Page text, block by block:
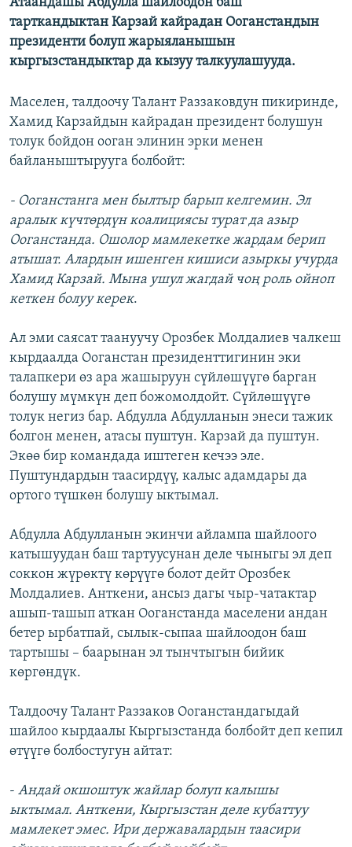
Атаандашы Абдулла шайлоодон баш
тарткандыктан Карзай кайрадан Ооганстандын
президенти болуп жарыяланышын
кыргызстандыктар да кызуу талкуулашууда.
Маселен, талдоочу Талант Раззаковдун пикиринде,
Хамид Карзайдын кайрадан президент болушун
толук бойдон ооган элинин эрки менен
байланыштырууга болбойт:
- Ооганстанга мен былтыр барып келгемин. Эл
аралык күчтөрдүн коалициясы турат да азыр
Ооганстанда. Ошолор мамлекетке жардам берип
атышат. Алардын ишенген кишиси азыркы учурда
Хамид Карзай. Мына ушул жагдай чоң роль ойноп
кеткен болуу керек.
Ал эми саясат таануучу Орозбек Молдалиев чалкеш
кырдаалда Ооганстан президенттигинин эки
талапкери өз ара жашыруун сүйлөшүүгө барган
болушу мүмкүн деп божомолдойт. Сүйлөшүүгө
толук негиз бар. Абдулла Абдулланын энеси тажик
болгон менен, атасы пуштун. Карзай да пуштун.
Экөө бир командада иштеген кечээ эле.
Пуштундардын таасирдүү, калыс адамдары да
ортого түшкөн болушу ыктымал.
Абдулла Абдулланын экинчи айлампа шайлоого
катышуудан баш тартуусунан деле чыныгы эл деп
соккон жүрөктү көрүүгө болот дейт Орозбек
Молдалиев. Анткени, ансыз дагы чыр-чатактар
ашып-ташып аткан Ооганстанда маселени андан
бетер ырбатпай, сылык-сыпаа шайлоодон баш
тартышы – баарынан эл тынчтыгын бийик
көргөндүк.
Талдоочу Талант Раззаков Ооганстандагыдай
шайлоо кырдаалы Кыргызстанда болбойт деп кепил
өтүүгө болбостугун айтат:
- Андай окшоштук жайлар болуп калышы
ыктымал. Анткени, Кыргызстан деле кубаттуу
мамлекет эмес. Ири державалардын таасири